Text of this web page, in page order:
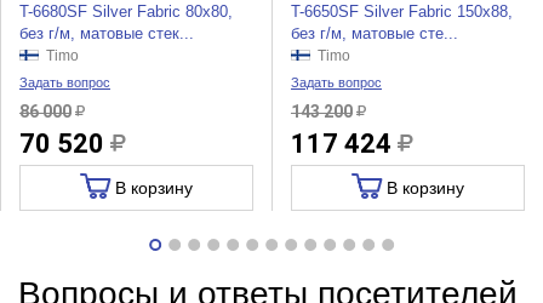
T-6680SF Silver Fabric 80x80,
без г/м, матовые стек...
Timo
Задать вопрос
86 000
70 520
В корзину
T-6650SF Silver Fabric 150x88,
без г/м, матовые сте...
Timo
Задать вопрос
143 200
117 424
В корзину
Вопросы и ответы посетителей